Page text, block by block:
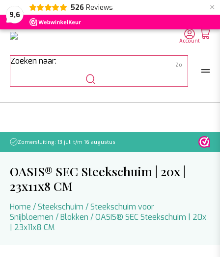
9,6
526 Reviews ×
NL EN DE
Zoeken naar:
Account
Zomersluiting: 13 juli t/m 16 augustus Let
OASIS® SEC Steekschuim | 20x |
23x11x8 CM
Home /Steekschuim /Steekschuim voor
Snijbloemen /Blokken / OASIS® SEC Steekschuim | 20x
| 23x11x8 CM